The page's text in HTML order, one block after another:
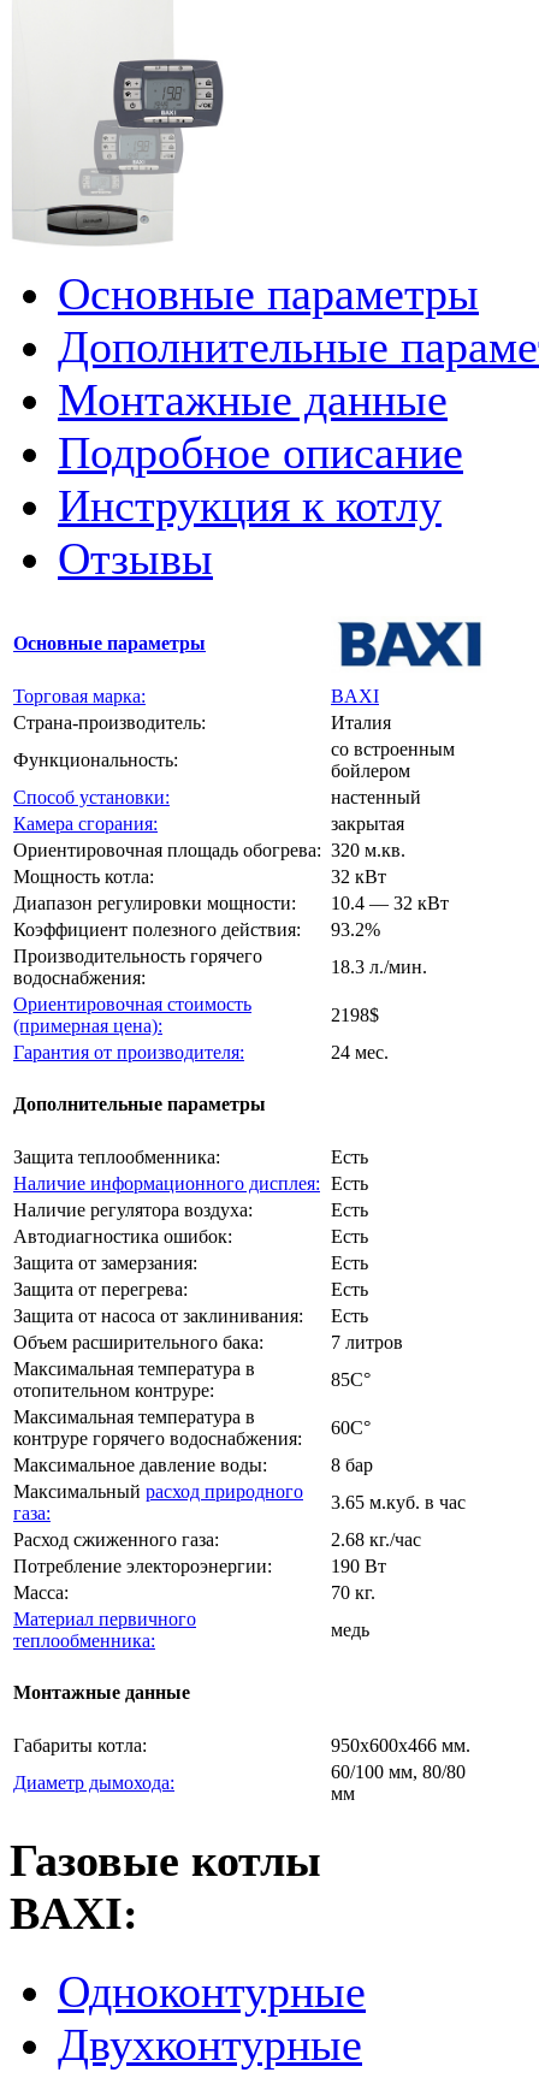
Основные параметры
Дополнительные
Монтажные данные
Подробное описание
Инструкция к котлу
Отзывы
Основные параметры
Торговая марка:
BAXI
Страна-производитель:
Италия
Функциональность:
со встроенным
бойлером
Способ установки:
настенный
Камера сгорания:
закрытая
Ориентировочная площадь обогрева: 320 м.кв.
Мощность котла:
32 кВт
Диапазон регулировки мощности:
10.4 — 32 кВт
Коэффициент полезного действия:
93.2%
Производительность горячего
водоснабжения:
18.3 л./мин.
Ориентировочная стоимость
(примерная цена):
2198$
Гарантия от производителя:
24 мес.
Дополнительные параметры
Защита теплообменника:
Есть
Наличие информационного дисплея: Есть
Наличие регулятора воздуха:
Есть
Автодиагностика ошибок:
Есть
Защита от замерзания:
Есть
Защита от перегрева:
Есть
Защита от насоса от заклинивания:
Есть
Объем расширительного бака:
7 литров
Максимальная температура в
отопительном контруре:
85C°
Максимальная температура в
контруре горячего водоснабжения:
60C°
Максимальное давление воды:
8 бар
Максимальный расход природного
газа:
3.65 м.куб. в час
Расход сжиженного газа:
2.68 кг./час
Потребление электороэнергии:
190 Вт
Масса:
70 кг.
Материал первичного
теплообменника:
медь
Монтажные данные
Габариты котла:
950х600х466 мм.
Диаметр дымохода:
60/100 мм, 80/80
мм
Газовые котлы
BAXI:
Одноконтурные
Двухконтурные